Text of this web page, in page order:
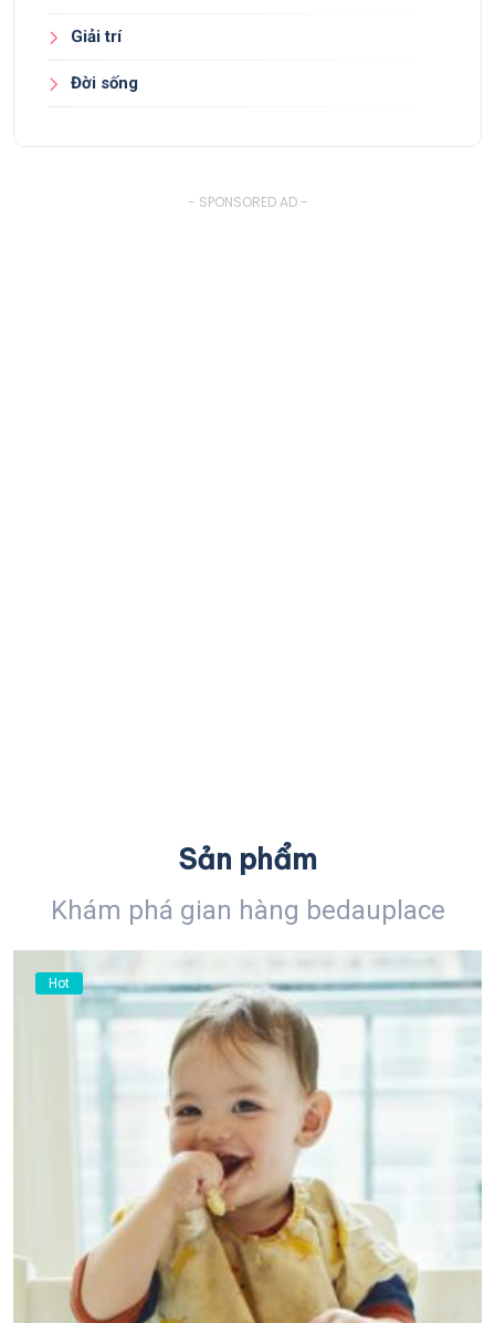
Giải trí
Đời sống
- SPONSORED AD -
Sản phẩm
Khám phá gian hàng bedauplace
Hot